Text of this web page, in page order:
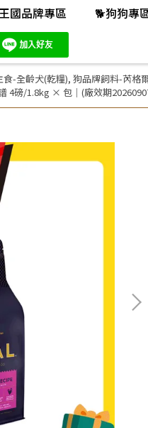
國品牌專區 🐕️狗狗專
食-全齡犬(乾糧), 狗品牌飼料-芮格
4磅/1.8kg × 包｜(廠效期